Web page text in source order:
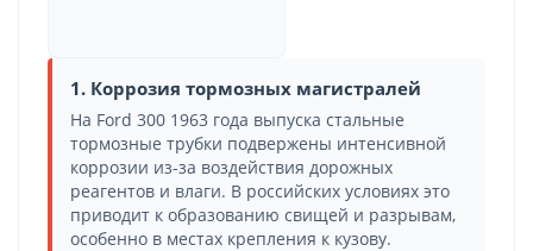
1. Коррозия тормозных магистралей
На Ford 300 1963 года выпуска стальные
тормозные трубки подвержены интенсивной
коррозии из-за воздействия дорожных
реагентов и влаги. В российских условиях это
приводит к образованию свищей и разрывам,
особенно в местах крепления к кузову.